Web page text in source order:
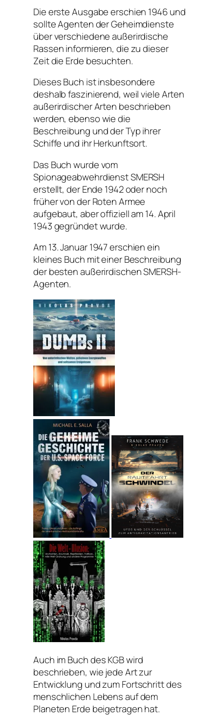
Die erste Ausgabe erschien 1946 und
sollte Agenten der Geheimdienste
über verschiedene außerirdische
Rassen informieren, die zu dieser
Zeit die Erde besuchten.
Dieses Buch ist insbesondere
deshalb faszinierend, weil viele Arten
außerirdischer Arten beschrieben
werden, ebenso wie die
Beschreibung und der Typ ihrer
Schiffe und ihr Herkunftsort.
Das Buch wurde vom
Spionageabwehrdienst SMERSH
erstellt, der Ende 1942 oder noch
früher von der Roten Armee
aufgebaut, aber offiziell am 14. April
1943 gegründet wurde.
Am 13. Januar 1947 erschien ein
kleines Buch mit einer Beschreibung
der besten außerirdischen SMERSH-
Agenten.
Auch im Buch des KGB wird
beschrieben, wie jede Art zur
Entwicklung und zum Fortschritt des
menschlichen Lebens auf dem
Planeten Erde beigetragen hat.